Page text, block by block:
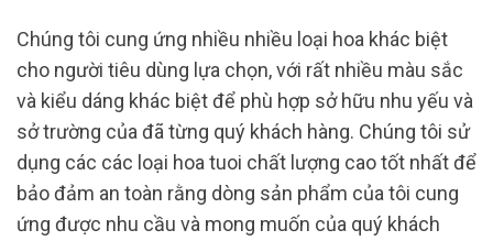
Chúng tôi cung ứng nhiều nhiều loại hoa khác biệt
cho người tiêu dùng lựa chọn, với rất nhiều màu sắc
và kiểu dáng khác biệt để phù hợp sở hữu nhu yếu và
sở trường của đã từng quý khách hàng. Chúng tôi sử
dụng các các loại hoa tuoi chất lượng cao tốt nhất để
bảo đảm an toàn rằng dòng sản phẩm của tôi cung
ứng được nhu cầu và mong muốn của quý khách